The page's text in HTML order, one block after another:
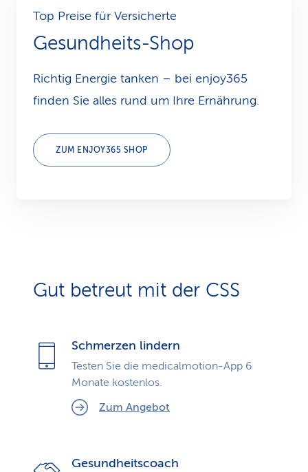
Top Preise für Versicherte
Gesundheits-Shop
Richtig Energie tanken – bei enjoy365
finden Sie alles rund um Ihre Ernährung.
ZUM ENJOY365 SHOP
Gut betreut mit der CSS
Schmerzen lindern
Testen Sie die medicalmotion-App 6
Monate kostenlos.
Zum Angebot
Gesundheitscoach